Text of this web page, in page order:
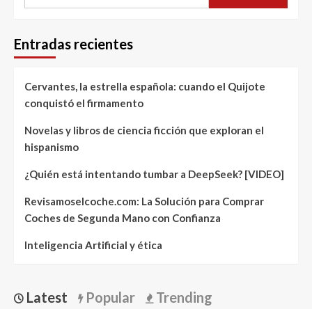
Entradas recientes
Cervantes, la estrella española: cuando el Quijote
conquistó el firmamento
Novelas y libros de ciencia ficción que exploran el
hispanismo
¿Quién está intentando tumbar a DeepSeek? [VIDEO]
Revisamoselcoche.com: La Solución para Comprar
Coches de Segunda Mano con Confianza
Inteligencia Artificial y ética
Latest Popular Trending